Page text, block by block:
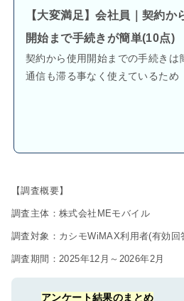
【大変満足】会社員｜契約か
開始まで手続きが簡単(10点)
契約から使用開始までの手続きは
通信も滞る事なく使えているため
【調査概要】
調査主体：株式会社MEモバイル
調査対象：カシモWiMAX利用者(有効回
調査期間：2025年12月～2026年2月
アンケート結果のまとめ